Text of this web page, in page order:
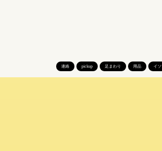
連絡 pickup 足まわり 用品 イ